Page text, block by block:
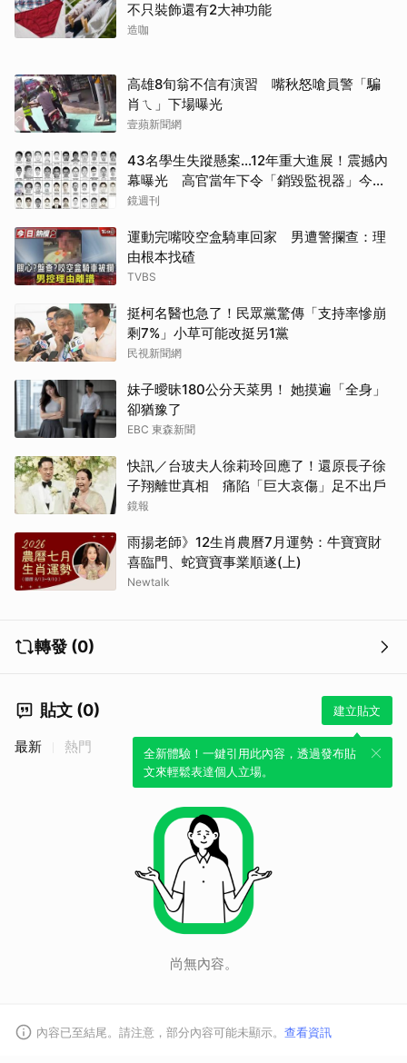
不只裝飾還有2大神功能
造咖
高雄8旬翁不信有演習 嘴秋怒嗆員警「騙
肖ㄟ」下場曝光
壹蘋新聞網
43名學生失蹤懸案...12年重大進展！震撼內
幕曝光 高官當年下令「銷毀監視器」今遭
逮
鏡週刊
運動完嘴咬空盒騎車回家 男遭警攔查：理
由根本找碴
TVBS
挺柯名醫也急了！民眾黨驚傳「支持率慘崩
剩7%」小草可能改挺另1黨
民視新聞網
妹子曖昧180公分天菜男！ 她摸遍「全身」
卻猶豫了
EBC 東森新聞
快訊／台玻夫人徐莉玲回應了！還原長子徐
子翔離世真相 痛陷「巨大哀傷」足不出戶
鏡報
雨揚老師》12生肖農曆7月運勢：牛寶寶財
喜臨門、蛇寶寶事業順遂(上)
Newtalk
轉發 (0)
貼文 (0) 建立貼文
全新體驗！一鍵引用此內容，透過發布貼
文來輕鬆表達個人立場。
最新 熱門
尚無內容。
內容已至結尾。請注意，部分內容可能未顯示。 查看資訊